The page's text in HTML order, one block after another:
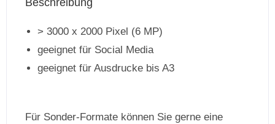
Beschreibung
> 3000 x 2000 Pixel (6 MP)
geeignet für Social Media
geeignet für Ausdrucke bis A3
Für Sonder-Formate können Sie gerne eine